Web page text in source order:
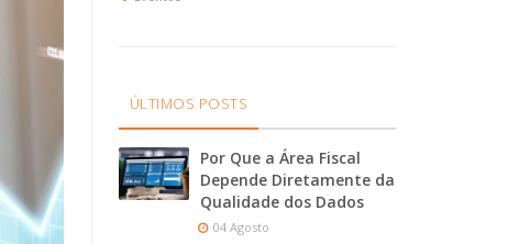
ÚLTIMOS POSTS
Por Que a Área Fiscal
Depende Diretamente da
Qualidade dos Dados
04 Agosto